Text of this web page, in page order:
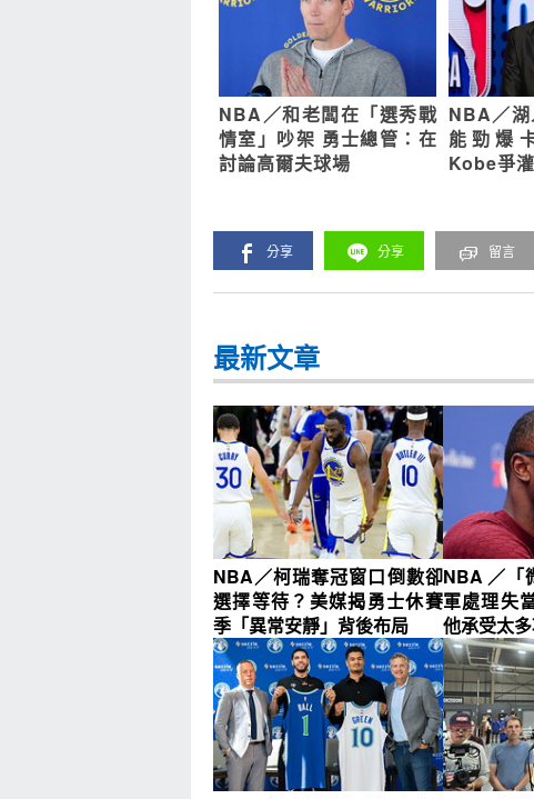
NBA／和老闆在「選秀戰
情室」吵架 勇士總管：在
討論高爾夫球場
NBA／
能勁爆
Kobe爭
分享 分享 留言
最新文章
NBA／柯瑞奪冠窗口倒數卻
選擇等待？美媒揭勇士休賽
季「異常安靜」背後布局
NBA ／「
軍處理失
他承受太